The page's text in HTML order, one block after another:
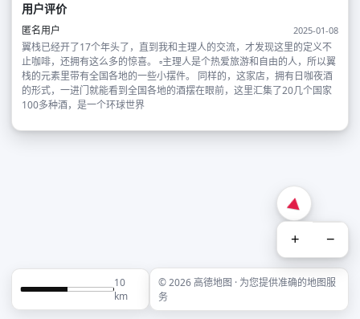
用户评价
匿名用户 2025-01-08
翼栈已经开了17个年头了，直到我和主理人的交流，才发现这里的定义不
止咖啡，还拥有这么多的惊喜。 ▫️主理人是个热爱旅游和自由的人，所以翼
栈的元素里带有全国各地的一些小摆件。 同样的，这家店，拥有日咖夜酒
的形式，一进门就能看到全国各地的酒摆在眼前，这里汇集了20几个国家
100多种酒，是一个环球世界
+ −
10
km
© 2026 高德地图 · 为您提供准确的地图服
务